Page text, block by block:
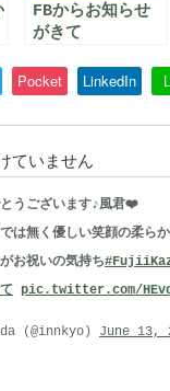
FBからお知らせ
がきて
Pocket LinkedIn
ていません
うございます♪風君❤️
は無く優しい笑顔の柔ら
お祝いの気持ち
pic.twitter.com/
(@innkyo) June 13,